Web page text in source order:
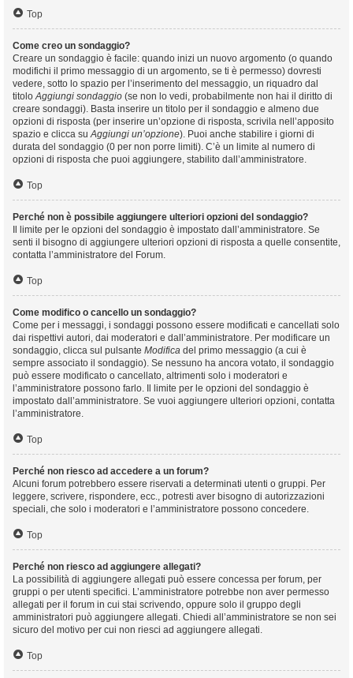
Top
Come creo un sondaggio?
Creare un sondaggio è facile: quando inizi un nuovo argomento (o quando
modifichi il primo messaggio di un argomento, se ti è permesso) dovresti
vedere, sotto lo spazio per l’inserimento del messaggio, un riquadro dal
titoloAggiungi sondaggio (se non lo vedi, probabilmente non hai il diritto di
creare sondaggi). Basta inserire un titolo per il sondaggio e almeno due
opzioni di risposta (per inserire un’opzione di risposta, scrivila nell’apposito
spazio e clicca suAggiungi un’opzione). Puoi anche stabilire i giorni di
durata del sondaggio (0 per non porre limiti). C’è un limite al numero di
opzioni di risposta che puoi aggiungere, stabilito dall’amministratore.
Top
Perché non è possibile aggiungere ulteriori opzioni del sondaggio?
Il limite per le opzioni del sondaggio è impostato dall’amministratore. Se
senti il bisogno di aggiungere ulteriori opzioni di risposta a quelle consentite,
contatta l’amministratore del Forum.
Top
Come modifico o cancello un sondaggio?
Come per i messaggi, i sondaggi possono essere modificati e cancellati solo
dai rispettivi autori, dai moderatori e dall’amministratore. Per modificare un
sondaggio, clicca sul pulsante Modifica del primo messaggio (a cui è
sempre associato il sondaggio). Se nessuno ha ancora votato, il sondaggio
può essere modificato o cancellato, altrimenti solo i moderatori e
l’amministratore possono farlo. Il limite per le opzioni del sondaggio è
impostato dall’amministratore. Se vuoi aggiungere ulteriori opzioni, contatta
l’amministratore.
Top
Perché non riesco ad accedere a un forum?
Alcuni forum potrebbero essere riservati a determinati utenti o gruppi. Per
leggere, scrivere, rispondere, ecc., potresti aver bisogno di autorizzazioni
speciali, che solo i moderatori e l’amministratore possono concedere.
Top
Perché non riesco ad aggiungere allegati?
La possibilità di aggiungere allegati può essere concessa per forum, per
gruppi o per utenti specifici. L’amministratore potrebbe non aver permesso
allegati per il forum in cui stai scrivendo, oppure solo il gruppo degli
amministratori può aggiungere allegati. Chiedi all’amministratore se non sei
sicuro del motivo per cui non riesci ad aggiungere allegati.
Top